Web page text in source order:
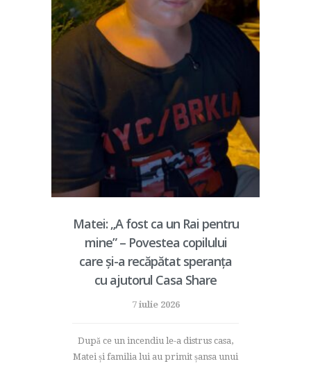
Matei: „A fost ca un Rai pentru
mine” – Povestea copilului
care și-a recăpătat speranța
cu ajutorul Casa Share
7 iulie 2026
După ce un incendiu le-a distrus casa,
Matei și familia lui au primit șansa unui